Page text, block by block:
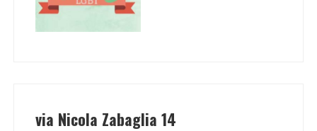
via Nicola Zabaglia 14